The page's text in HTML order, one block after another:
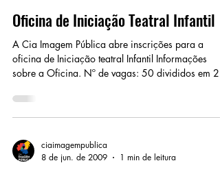
Oficina de Iniciação Teatral Infantil
A Cia Imagem Pública abre inscrições para a
oficina de Iniciação teatral Infantil Informações
sobre a Oficina. Nº de vagas: 50 divididos em 2
turma: Todas as terças das 18h … Continue
→
ciaimagempublica
8 de jun. de 2009
1 min de leitura